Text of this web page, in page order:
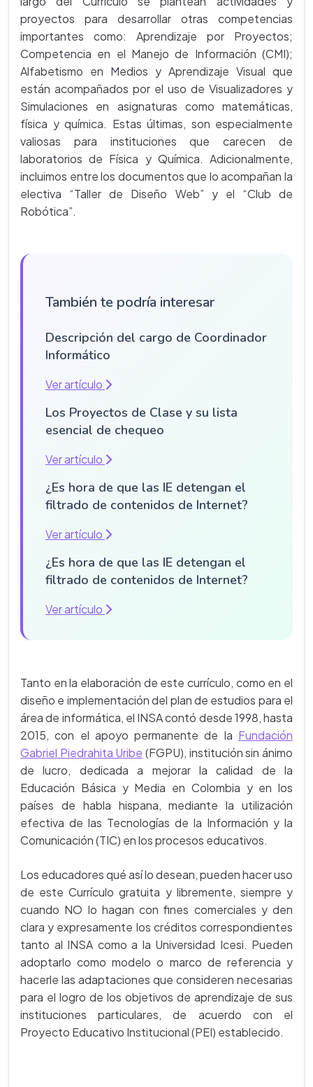
proyectos para desarrollar otras competencias
importantes como: Aprendizaje por Proyectos;
Competencia en el Manejo de Información (CMI);
Alfabetismo en Medios y Aprendizaje Visual que
están acompañados por el uso de Visualizadores y
Simulaciones en asignaturas como matemáticas,
física y química. Estas últimas, son especialmente
valiosas para instituciones que carecen de
laboratorios de Física y Química. Adicionalmente,
incluimos entre los documentos que lo acompañan la
electiva “Taller de Diseño Web” y el “Club de
Robótica”.
También te podría interesar
Descripción del cargo de Coordinador
Informático
Ver artículo
Los Proyectos de Clase y su lista
esencial de chequeo
Ver artículo
¿Es hora de que las IE detengan el
filtrado de contenidos de Internet?
Ver artículo
¿Es hora de que las IE detengan el
filtrado de contenidos de Internet?
Ver artículo
Tanto en la elaboración de este currículo, como en el
diseño e implementación del plan de estudios para el
área de informática, el INSA contó desde 1998, hasta
2015, con el apoyo permanente de la Fundación
Gabriel Piedrahita Uribe (FGPU), institución sin ánimo
de lucro, dedicada a mejorar la calidad de la
Educación Básica y Media en Colombia y en los
países de habla hispana, mediante la utilización
efectiva de las Tecnologías de la Información y la
Comunicación (TIC) en los procesos educativos.
Los educadores qué así lo desean, pueden hacer uso
de este Currículo gratuita y libremente, siempre y
cuando NO lo hagan con fines comerciales y den
clara y expresamente los créditos correspondientes
tanto al INSA como a la Universidad Icesi. Pueden
adoptarlo como modelo o marco de referencia y
hacerle las adaptaciones que consideren necesarias
para el logro de los objetivos de aprendizaje de sus
instituciones particulares, de acuerdo con el
Proyecto Educativo Institucional (PEI) establecido.